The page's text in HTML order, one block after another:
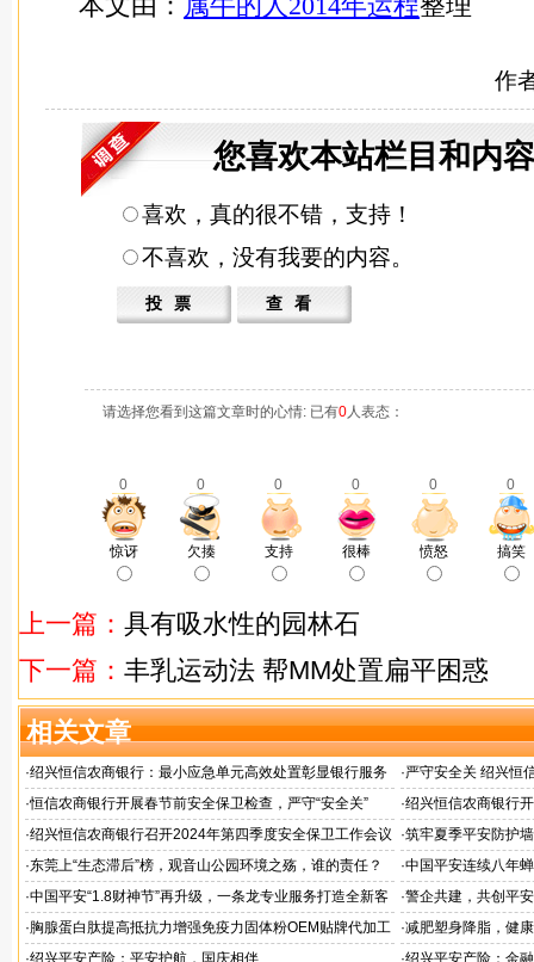
作
您喜欢本站栏目和内
喜欢，真的很不错，支持！
不喜欢，没有我要的内容。
请选择您看到这篇文章时的心情: 已有0人表态：
0 0 0 0 0 0
惊讶 欠揍 支持 很棒 愤怒 搞笑
上一篇： 具有吸水性的园林石
下一篇： 丰乳运动法 帮MM处置扁平困惑
相关文章
·绍兴恒信农商银行：最小应急单元高效处置彰显银行服务
担当
·严守安全关 绍兴恒
检查
·恒信农商银行开展春节前安全保卫检查，严守“安全关” ·绍兴恒信农商银行
应急演练活动
·绍兴恒信农商银行召开2024年第四季度安全保卫工作会议 ·筑牢夏季平安防护
排查行动
·东莞上“生态滞后”榜，观音山公园环境之殇，谁的责任？ ·中国平安连续八年
品牌"
·中国平安“1.8财神节”再升级，一条龙专业服务打造全新客
户体验
·警企共建，共创平
人才专项培训
· 胸腺蛋白肽提高抵抗力增强免疫力固体粉OEM贴牌代加工
服务商
·减肥塑身降脂，健
服务商
·绍兴平安产险：平安护航，国庆相伴 ·绍兴平安产险：金